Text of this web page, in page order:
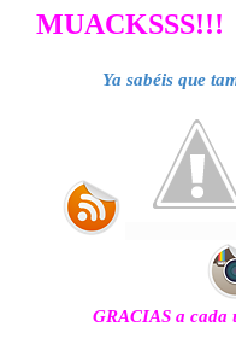
MUACKSSS!!!
Ya sabéis que
GRACIAS a cada